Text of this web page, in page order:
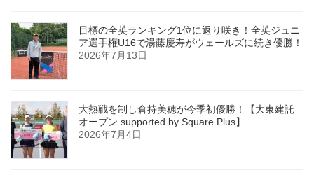
目標の全英ランキング1位に返り咲き！全英ジュニ
ア選手権U16で湯藤慶寿がウェールズに続き優勝！
2026年7月13日
大熱戦を制し倉持美穂が今季初優勝！【大東建託
オープン supported by Square Plus】
2026年7月4日